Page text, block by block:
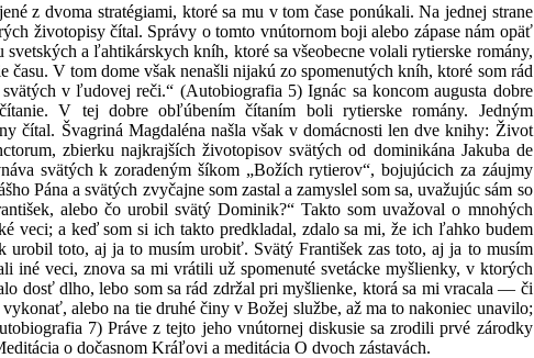
dvoma stratégiami, ktoré sa mu v tom čase ponúkali. Na jednej strane
životopisy čítal. Správy o tomto vnútornom boji alebo zápase nám opäť
a ľahtikárskych kníh, ktoré sa všeobecne volali rytierske romány,
V tom dome však nenašli nijakú zo spomenutých kníh, ktoré som rád
v ľudovej reči.“ (Autobiografia 5) Ignác sa koncom augusta dobre
V tej dobre obľúbením čítaním boli rytierske romány. Jedným
čítal. Švagriná Magdaléna našla však v domácnosti len dve knihy: Život
zbierku najkrajších životopisov svätých od dominikána Jakuba de
svätých k zoradeným šíkom „Božích rytierov“, bojujúcich za záujmy
Pána a svätých zvyčajne som zastal a zamyslel som sa, uvažujúc sám so
alebo čo urobil svätý Dominik?“ Takto som uvažoval o mnohých
veci; a keď som si ich takto predkladal, zdalo sa mi, že ich ľahko budem
toto, aj ja to musím urobiť. Svätý František zas toto, aj ja to musím
veci, znova sa mi vrátili už spomenuté svetácke myšlienky, v ktorých
dosť dlho, lebo som sa rád zdržal pri myšlienke, ktorá sa mi vracala — či
alebo na tie druhé činy v Božej službe, až ma to nakoniec unavilo;
7) Práve z tejto jeho vnútornej diskusie sa zrodili prvé zárodky
o dočasnom Kráľovi a meditácia O dvoch zástavách.